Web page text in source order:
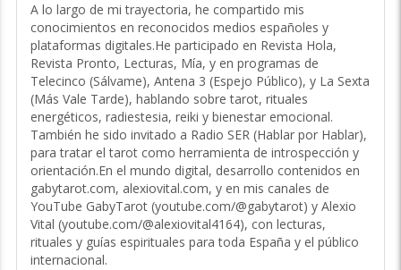
transforma tus dudas en certezas.
A lo largo de mi trayectoria, he compartido mis
conocimientos en reconocidos medios españoles y
plataformas digitales.He participado en Revista Hola,
Revista Pronto, Lecturas, Mía, y en programas de
Telecinco (Sálvame), Antena 3 (Espejo Público), y La Sexta
(Más Vale Tarde), hablando sobre tarot, rituales
energéticos, radiestesia, reiki y bienestar emocional.
También he sido invitado a Radio SER (Hablar por Hablar),
para tratar el tarot como herramienta de introspección y
orientación.En el mundo digital, desarrollo contenidos en
gabytarot.com, alexiovital.com, y en mis canales de
YouTube GabyTarot (youtube.com/@gabytarot) y Alexio
Vital (youtube.com/@alexiovital4164), con lecturas,
rituales y guías espirituales para toda España y el público
internacional.